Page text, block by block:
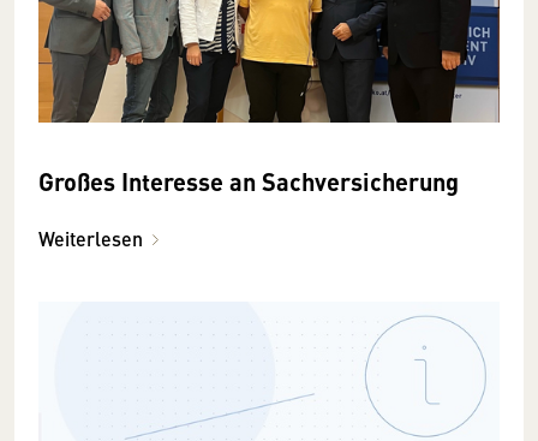
Großes Interesse an Sachversicherung
Weiterlesen